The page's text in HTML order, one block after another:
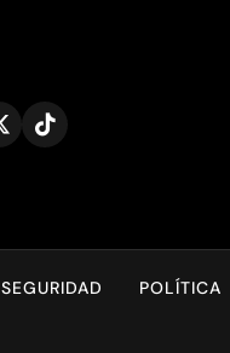
SEGURIDAD POLÍTICA